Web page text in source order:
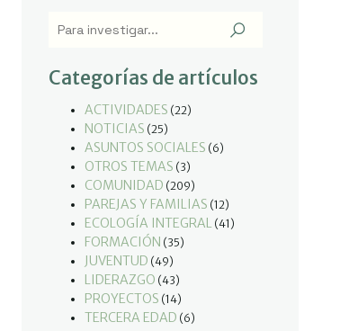
Categorías de artículos
ACTIVIDADES (22)
NOTICIAS (25)
ASUNTOS SOCIALES (6)
OTROS TEMAS (3)
COMUNIDAD (209)
PAREJAS Y FAMILIAS (12)
ECOLOGÍA INTEGRAL (41)
FORMACIÓN (35)
JUVENTUD (49)
LIDERAZGO (43)
PROYECTOS (14)
TERCERA EDAD (6)